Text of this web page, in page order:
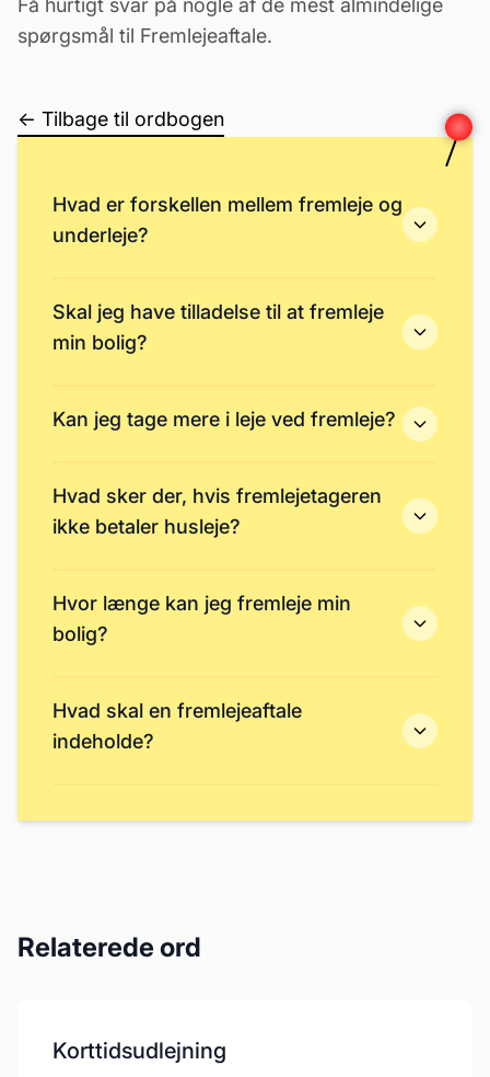
Få hurtigt svar på nogle af de mest almindelige
spørgsmål til Fremlejeaftale.
← Tilbage til ordbogen
Hvad er forskellen mellem fremleje og
underleje?
Skal jeg have tilladelse til at fremleje
min bolig?
Kan jeg tage mere i leje ved fremleje?
Hvad sker der, hvis fremlejetageren
ikke betaler husleje?
Hvor længe kan jeg fremleje min
bolig?
Hvad skal en fremlejeaftale
indeholde?
Relaterede ord
Korttidsudlejning